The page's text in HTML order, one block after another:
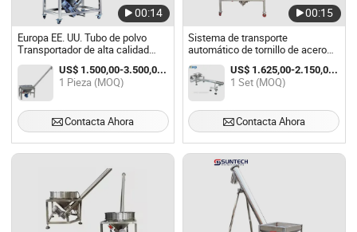
00:14
Europa EE. UU. Tubo de polvo
Transportador de alta calidad
Rendimiento Alimentador de
tornillo sin fin
US$ 1.500,00-3.500,00 / Pieza
1 Pieza (MOQ)
Contacta Ahora
00:15
Sistema de transporte
automático de tornillo de acero
inoxidable para gránulos de café
en polvo, alimentador de tornillo
inclinado
US$ 1.625,00-2.150,00 / Set
1 Set (MOQ)
Contacta Ahora